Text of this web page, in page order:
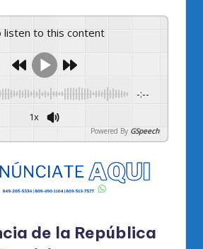
listen to this content
-:--
1x
Powered By GSpeech
de la República